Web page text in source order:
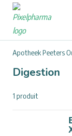
Vous
êtes
:
Apotheek Peeters
Digestion
1 produit